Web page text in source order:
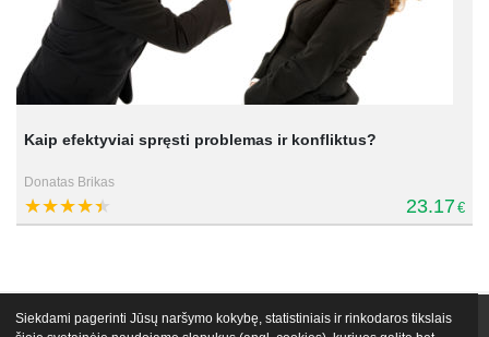
Kaip efektyviai spręsti problemas ir konfliktus?
Donatas Brikas
23.17€
VIP narystės Nemokami mokymai Apie mus Lektoriai
Siekdami pagerinti Jūsų naršymo kokybę, statistiniais ir rinkodaros tikslais